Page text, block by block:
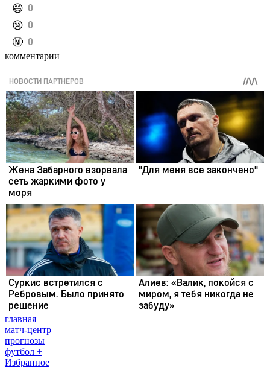
️😄 0
️😢 0
️🤬 0
комментарии
главная
матч-центр
прогнозы
футбол +
Избранное